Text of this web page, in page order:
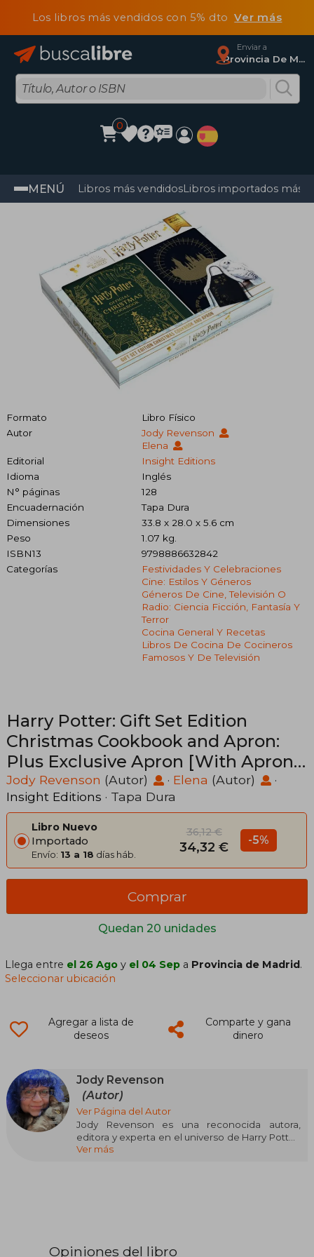
Los libros más vendidos con 5% dtoVer más
Enviar a
Provincia De Madrid
0
MENÚ Libros más vendidosLibros importados más
Formato
Libro Físico
Autor
Jody Revenson
Elena
Editorial
Insight Editions
Idioma
Inglés
N° páginas
128
Encuadernación
Tapa Dura
Dimensiones
33.8 x 28.0 x 5.6 cm
Peso
1.07 kg.
ISBN13
9798886632842
Categorías
Festividades Y Celebraciones
Cine: Estilos Y Géneros
Géneros De Cine, Televisión O
Radio: Ciencia Ficción, Fantasía Y
Terror
Cocina General Y Recetas
Libros De Cocina De Cocineros
Famosos Y De Televisión
Harry Potter: Gift Set Edition
Christmas Cookbook and Apron:
Plus Exclusive Apron [With Apron]
(en Inglés)
Jody Revenson (Autor) · Elena (Autor)
·
Insight Editions · Tapa Dura
Libro Nuevo
Importado
Envío: 13 a 18 días háb.
36,12 €
34,32 € -5%
Quedan 20 unidades
Comprar
Llega entre el 26 Ago y el 04 Sep a Provincia de Madrid.
Seleccionar ubicación
Agregar a lista de
deseos
Comparte y gana
dinero
Jody Revenson
(Autor)
Ver Página del Autor
Jody Revenson es una reconocida autora,
editora y experta en el universo de Harry Potter.
Ha trabajado estrechamente con Warner Bros.
creativo de las películas, ofreciendo a los fans
Ver más
Opiniones del libro